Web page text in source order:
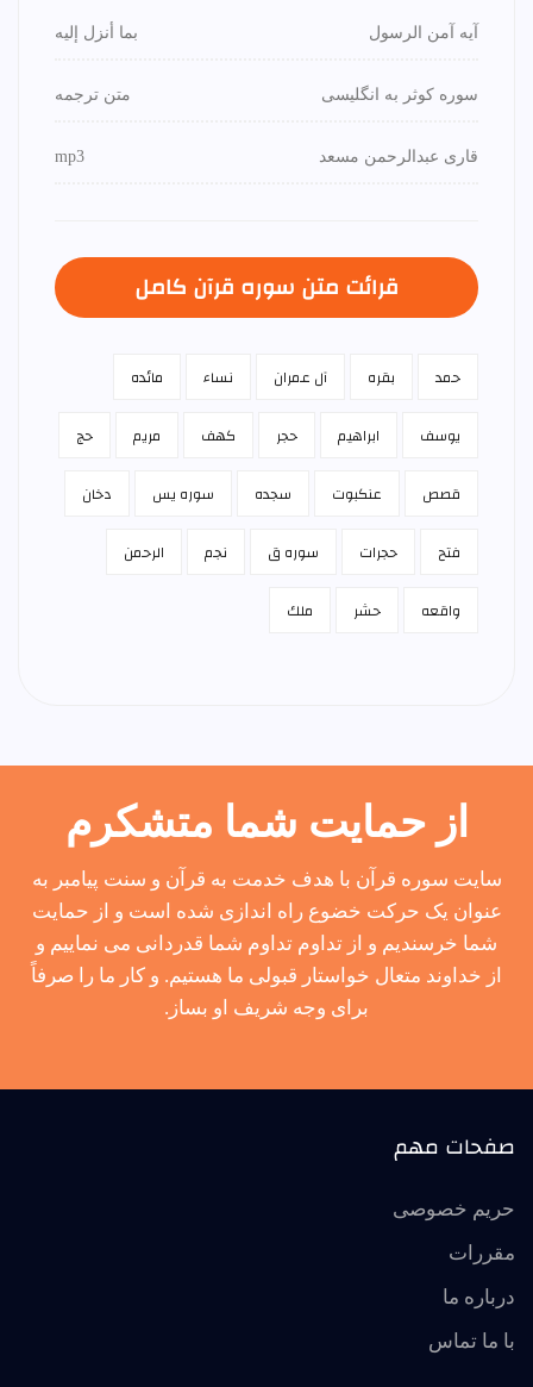
آیه آمن الرسول بما أنزل إليه
سوره کوثر به انگلیسی متن ترجمه
قاری عبدالرحمن مسعد mp3
قرائت متن سوره قرآن كامل
حمد بقره آل عمران نساء مائده
يوسف ابراهيم حجر كهف مريم حج
قصص عنكبوت سجده سوره يس دخان
فتح حجرات سوره ق نجم الرحمن
واقعه حشر ملك
از حمایت شما متشکرم
سایت سوره قرآن با هدف خدمت به قرآن و سنت پیامبر به
عنوان یک حرکت خضوع راه اندازی شده است و از حمایت
شما خرسندیم و از تداوم تداوم شما قدردانی می نماییم و
از خداوند متعال خواستار قبولی ما هستیم. و کار ما را صرفاً
برای وجه شریف او بساز.
صفحات مهم
حریم خصوصی
مقررات
درباره ما
با ما تماس